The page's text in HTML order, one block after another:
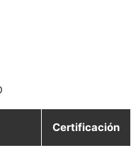
Certificación